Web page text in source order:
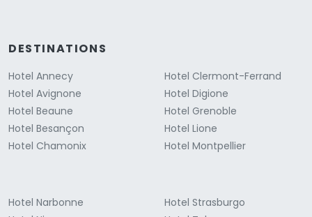
DESTINATIONS
Hotel Annecy
Hotel Avignone
Hotel Beaune
Hotel Besançon
Hotel Chamonix
Hotel Clermont-Ferrand
Hotel Digione
Hotel Grenoble
Hotel Lione
Hotel Montpellier
Hotel Narbonne
Hotel Strasburgo